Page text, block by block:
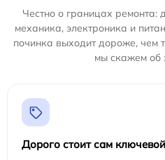
Честно о границах ремонта:
механика, электроника и
починка выходит дороже, чем
мы скажем об
Дорого стоит сам